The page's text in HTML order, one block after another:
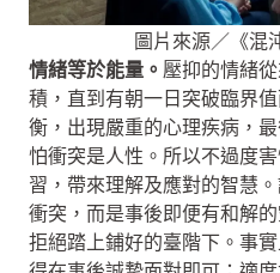
圖片來源／《混
情緒等於能量。 壓抑的情緒
積，直到有朝一日突破臨界
衡，出現嚴重的心理疾病，
怕衝突是人性。所以不過度
習，帶來理解及應對的智慧
衝突，而是事後即便有和解
拒絕踏上鋪好的臺階下。事